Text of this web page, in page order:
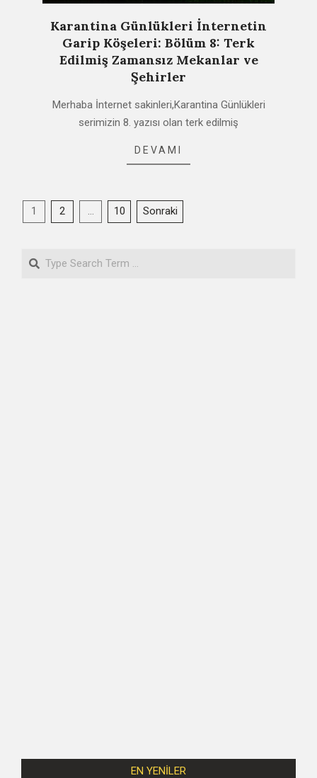
Karantina Günlükleri İnternetin
Garip Köşeleri: Bölüm 8: Terk
Edilmiş Zamansız Mekanlar ve
Şehirler
02-Merhaba İnternet sakinleri,Karantina Günlükleri
serimizin 8. yazısı olan terk edilmiş
DEVAMI
Yazı
1 2 … 10 Sonraki
Search
EN YENİLER